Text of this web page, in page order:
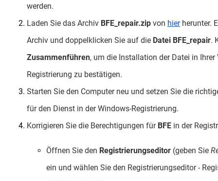
werden.
Laden Sie das Archiv BFE_repair.zip von hierherunter.
Archiv und doppelklicken Sie auf die Datei BFE_repair.
Zusammenführen, um die Installation der Datei in Ihrer
Registrierung zu bestätigen.
Starten Sie den Computer neu und setzen Sie die
für den Dienst in der Windows-Registrierung.
Korrigieren Sie die Berechtigungen für BFE in der
Öffnen Sie den Registrierungseditor (geben Sie
ein und wählen Sie den Registrierungseditor -